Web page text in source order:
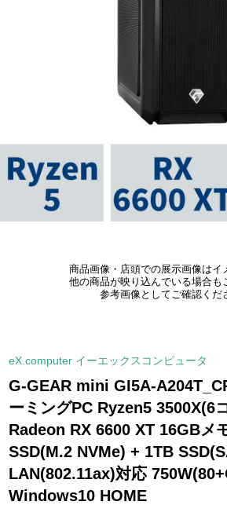
商品画像・店頭での展示画像はイ
他の商品が映り込んでいる場合も
参考画像としてご確認くだ
eX.computer イーエックスコンピュータ
G-GEAR mini GI5A-
ーミングPC Ryzen5 3500X(6
Radeon RX 6600 XT 16GBメ
SSD(M.2 NVMe) + 1TB
LAN(802.11ax)対応
Windows10 HOME